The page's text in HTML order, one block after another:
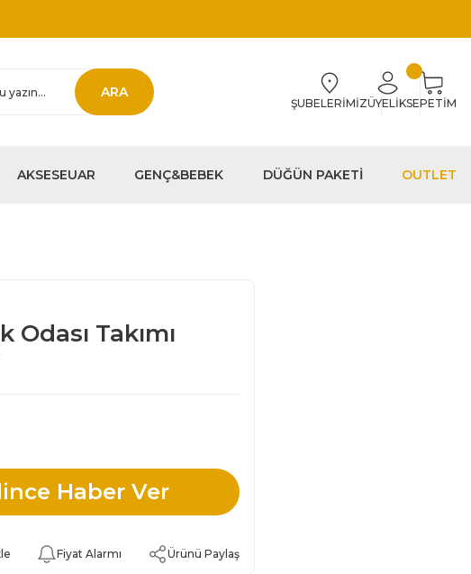
ARA
ŞUBELERİMİZÜYELİKSEPETİM
AKSESEUAR GENÇ&BEBEK DÜĞÜN PAKETİ OUTLET
Odası Takımı
Haber Ver
Fiyat Alarmı Ürünü Paylaş